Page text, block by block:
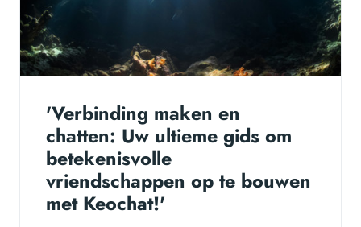
'Verbinding maken en
chatten: Uw ultieme gids om
betekenisvolle
vriendschappen op te bouwen
met Keochat!'